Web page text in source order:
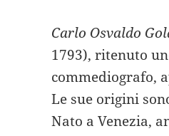
Carlo Osvaldo
1793), ritenuto
commediografo,
Le sue origini
Nato a Venezia,